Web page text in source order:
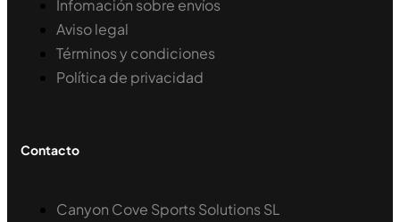
Infomación sobre envíos
Aviso legal
Términos y condiciones
Política de privacidad
Contacto
Canyon Cove Sports Solutions SL